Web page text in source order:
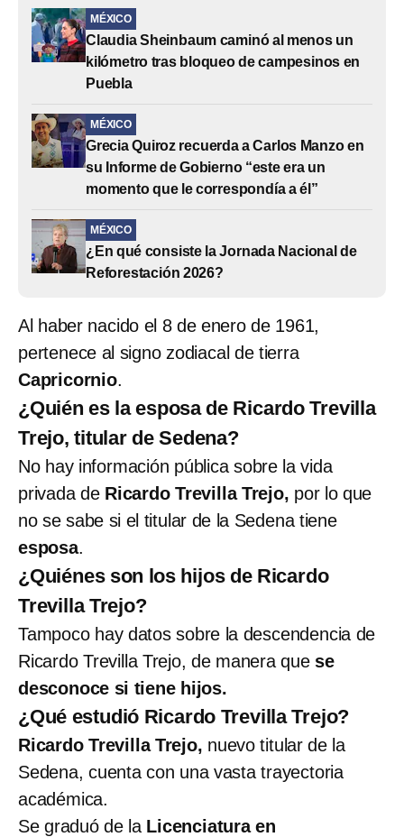
MÉXICO
Claudia Sheinbaum caminó al menos un
kilómetro tras bloqueo de campesinos en
Puebla
MÉXICO
Grecia Quiroz recuerda a Carlos Manzo en
su Informe de Gobierno “este era un
momento que le correspondía a él”
MÉXICO
¿En qué consiste la Jornada Nacional de
Reforestación 2026?
Al haber nacido el 8 de enero de 1961,
pertenece al signo zodiacal de tierra
Capricornio.
¿Quién es la esposa de Ricardo Trevilla
Trejo, titular de Sedena?
No hay información pública sobre la vida
privada de Ricardo Trevilla Trejo, por lo que
no se sabe si el titular de la Sedena tiene
esposa.
¿Quiénes son los hijos de Ricardo
Trevilla Trejo?
Tampoco hay datos sobre la descendencia de
Ricardo Trevilla Trejo, de manera que se
desconoce si tiene hijos.
¿Qué estudió Ricardo Trevilla Trejo?
Ricardo Trevilla Trejo, nuevo titular de la
Sedena, cuenta con una vasta trayectoria
académica.
Se graduó de laLicenciatura en